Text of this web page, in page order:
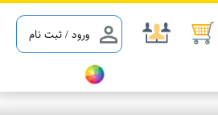
ورود / ثبت نام